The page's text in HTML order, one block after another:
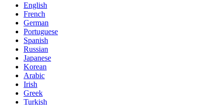
English
French
German
Portuguese
Spanish
Russian
Japanese
Korean
Arabic
Irish
Greek
Turkish